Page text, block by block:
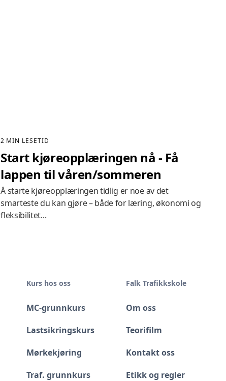
2 MIN LESETID
Start kjøreopplæringen nå - Få
lappen til våren/sommeren
Å starte kjøreopplæringen tidlig er noe av det
smarteste du kan gjøre – både for læring, økonomi og
fleksibilitet...
Kurs hos oss
MC-grunnkurs
Lastsikringskurs
Mørkekjøring
Traf. grunnkurs
Falk Trafikkskole
Om oss
Teorifilm
Kontakt oss
Etikk og regler